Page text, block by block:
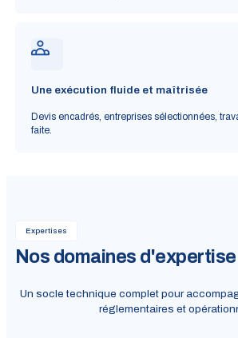
Une exécution fluide et maîtrisée
Devis encadrés, entreprises sélectionnées,
faite.
Expertises
Nos domaines d'expertise
Un socle technique complet pour
réglementaires et